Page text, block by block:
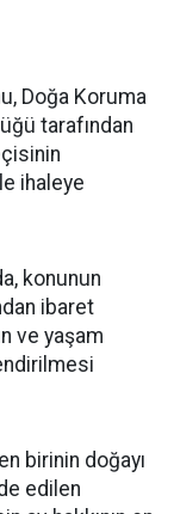
Doğa Koruma
tarafından
ihaleye
konunun
ibaret
ve yaşam
birinin doğayı
edilen